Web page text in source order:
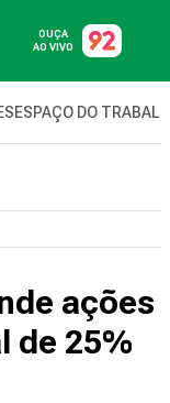
OUÇA
AO VIVO
ESPAÇO DO
ações
de 25%